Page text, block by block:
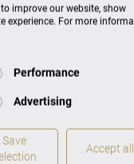
Er
FLÜGEL IM
improve our website, show
experience. For more
Performance
Advertising
Save
Accept all